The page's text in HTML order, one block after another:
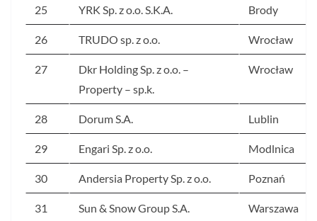
25 YRK Sp. z o.o. S.K.A. Brody
26 TRUDO sp. z o.o. Wrocław
27
Dkr Holding Sp. z o.o. –
Property – sp.k.
Wrocław
28 Dorum S.A. Lublin
29 Engari Sp. z o.o. Modlnica
30 Andersia Property Sp. z o.o. Poznań
31 Sun & Snow Group S.A. Warszawa